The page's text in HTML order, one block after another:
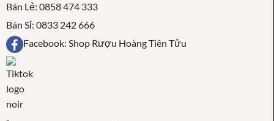
Bán Lẻ: 0858 474 333
Bán Sỉ: 0833 242 666
Facebook: Shop Rượu Hoàng Tiên Tửu